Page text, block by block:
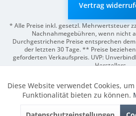
Vertrag
* Alle Preise inkl. gesetzl. Mehrwertsteuer
Nachnahmegebühren, wenn nicht
Durchgestrichene Preise entsprechen
der letzten 30 Tage. ** Preise
geforderten Verkaufspreis. UVP:
Herstellers.
Funktionale
Diese Website verwendet Cookies,
Funktionalität bieten zu können.